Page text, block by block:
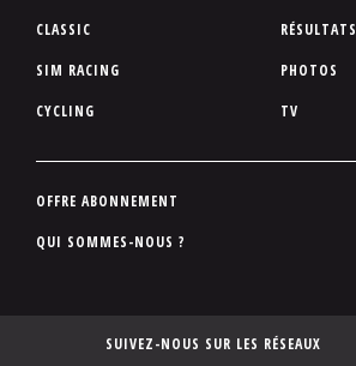
d
d
p
e
CLASSIC
SIM RACING
CYCLING
RÉSULTATS
PHOTOS
TV
P
d
OFFRE ABONNEMENT
QUI SOMMES-NOUS ?
SUIVEZ-NOUS SUR LES RÉSEAUX